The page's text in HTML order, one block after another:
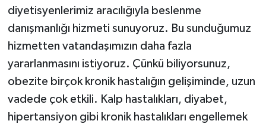
diyetisyenlerimiz aracılığıyla beslenme
danışmanlığı hizmeti sunuyoruz. Bu sunduğumuz
hizmetten vatandaşımızın daha fazla
yararlanmasını istiyoruz. Çünkü biliyorsunuz,
obezite birçok kronik hastalığın gelişiminde, uzun
vadede çok etkili. Kalp hastalıkları, diyabet,
hipertansiyon gibi kronik hastalıkları engellemek